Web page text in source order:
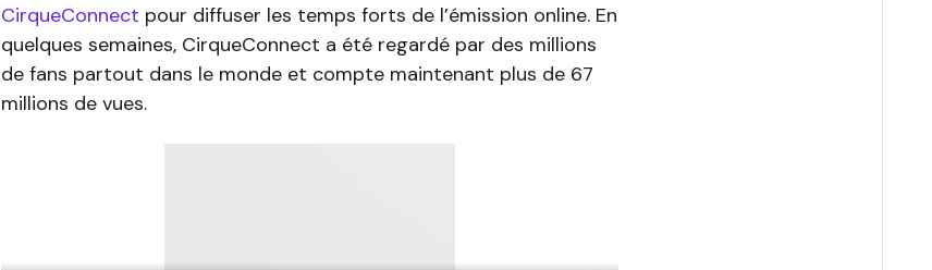
CirqueConnect pour diffuser les temps forts de l’émission online. En
quelques semaines, CirqueConnect a été regardé par des millions
de fans partout dans le monde et compte maintenant plus de 67
millions de vues.